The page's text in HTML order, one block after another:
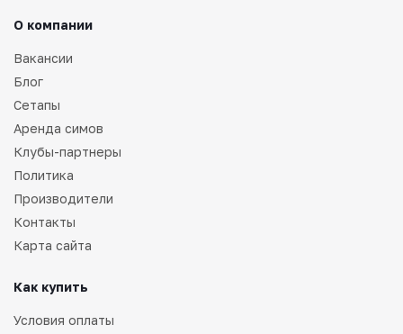
О компании
Вакансии
Блог
Сетапы
Аренда симов
Клубы-партнеры
Политика
Производители
Контакты
Карта сайта
Как купить
Условия оплаты